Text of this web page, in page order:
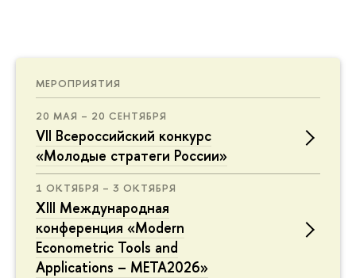
МЕРОПРИЯТИЯ
20 МАЯ – 20 СЕНТЯБРЯ
VII Всероссийский конкурс
«Молодые стратеги России»
1 ОКТЯБРЯ – 3 ОКТЯБРЯ
XIII Международная
конференция «Modern
Econometric Tools and
Applications – META2026»